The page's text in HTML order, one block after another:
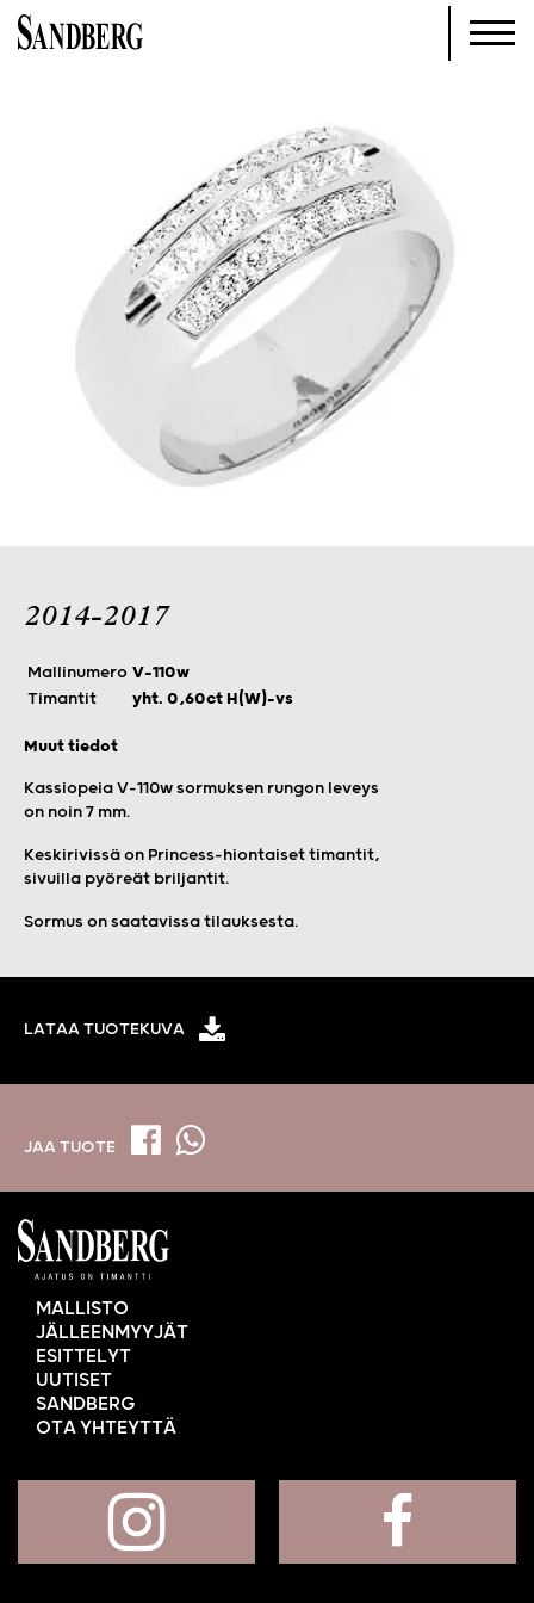
2014-2017
Mallinumero V-110w
Timantit
yht. 0,60ct H(W)-vs
Muut tiedot
Kassiopeia V-110w sormuksen rungon leveys
on noin 7 mm.
Keskirivissä on Princess-hiontaiset timantit,
sivuilla pyöreät briljantit.
Sormus on saatavissa tilauksesta.
LATAA TUOTEKUVA
JAA TUOTE
MALLISTO
JÄLLEENMYYJÄT
ESITTELYT
UUTISET
SANDBERG
OTA YHTEYTTÄ